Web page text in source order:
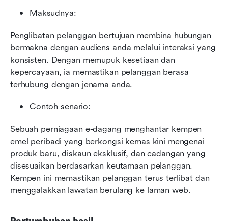
Maksudnya:
Penglibatan pelanggan bertujuan membina hubungan
bermakna dengan audiens anda melalui interaksi yang
konsisten. Dengan memupuk kesetiaan dan
kepercayaan, ia memastikan pelanggan berasa
terhubung dengan jenama anda.
Contoh senario:
Sebuah perniagaan e-dagang menghantar kempen
emel peribadi yang berkongsi kemas kini mengenai
produk baru, diskaun eksklusif, dan cadangan yang
disesuaikan berdasarkan keutamaan pelanggan.
Kempen ini memastikan pelanggan terus terlibat dan
menggalakkan lawatan berulang ke laman web.